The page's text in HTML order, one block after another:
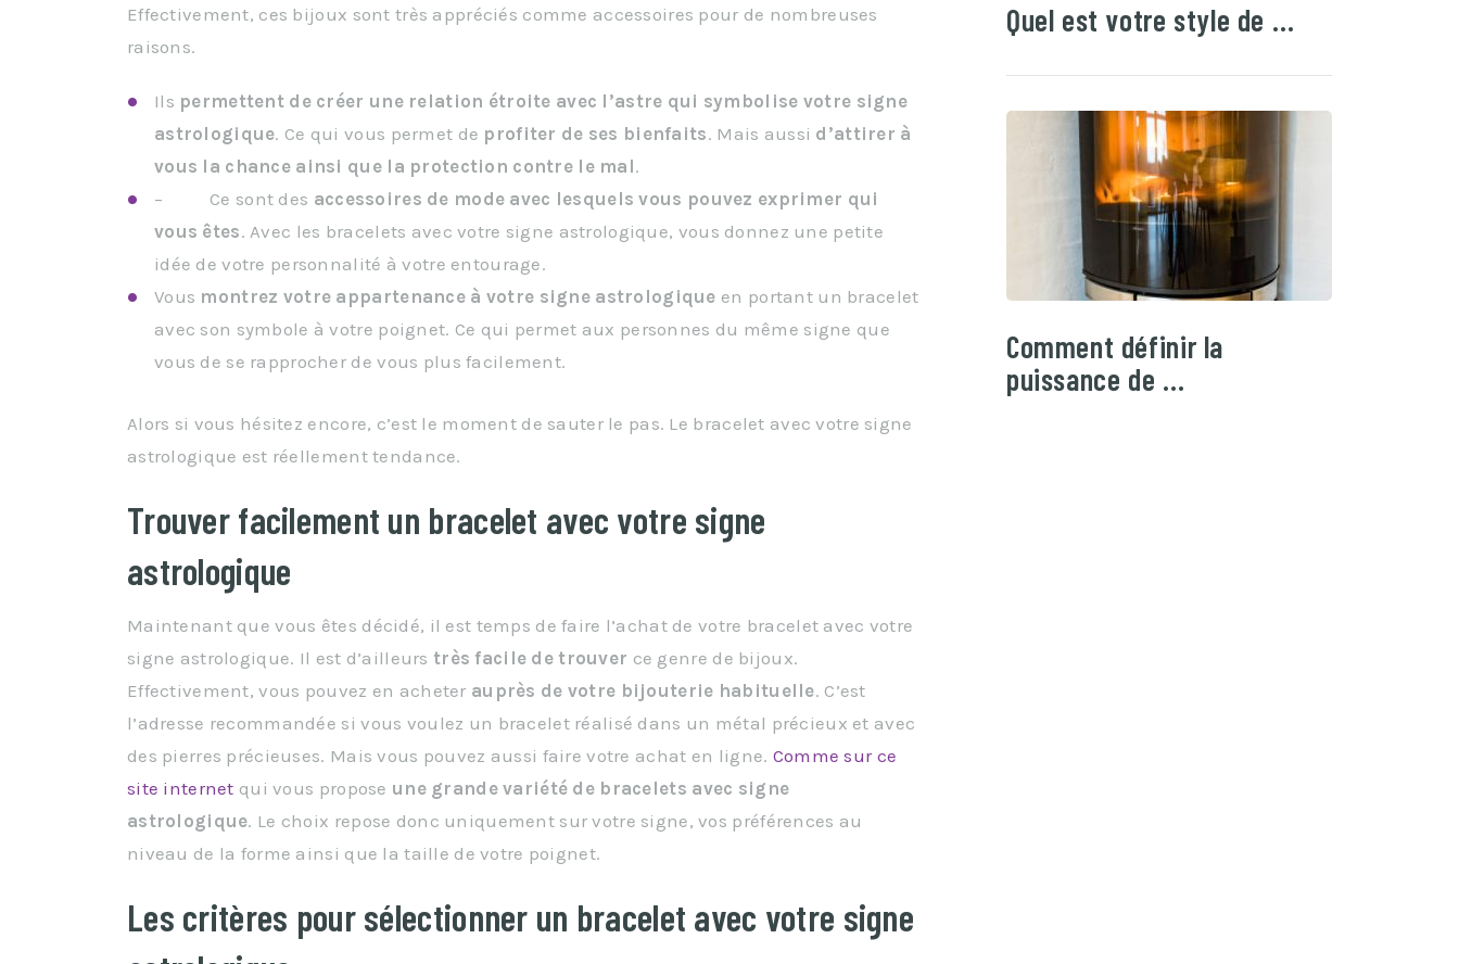
Effectivement, ces bijoux sont très appréciés comme accessoires pour de nombreuses
raisons.
Ils permettent de créer une relation étroite avec l’astre qui symbolise votre signe
astrologique. Ce qui vous permet de profiter de ses bienfaits. Mais aussi d’attirer à
vous la chance ainsi que la protection contre le mal.
– Ce sont des accessoires de mode avec lesquels vous pouvez exprimer qui
vous êtes. Avec les bracelets avec votre signe astrologique, vous donnez une petite
idée de votre personnalité à votre entourage.
Vous montrez votre appartenance à votre signe astrologique en portant un bracelet
avec son symbole à votre poignet. Ce qui permet aux personnes du même signe que
vous de se rapprocher de vous plus facilement.
Alors si vous hésitez encore, c’est le moment de sauter le pas. Le bracelet avec votre signe
astrologique est réellement tendance.
Trouver facilement un bracelet avec votre signe
astrologique
Maintenant que vous êtes décidé, il est temps de faire l’achat de votre bracelet avec votre
signe astrologique. Il est d’ailleurs très facile de trouver ce genre de bijoux.
Effectivement, vous pouvez en acheter auprès de votre bijouterie habituelle. C’est
l’adresse recommandée si vous voulez un bracelet réalisé dans un métal précieux et avec
des pierres précieuses. Mais vous pouvez aussi faire votre achat en ligne. Comme sur ce
site internet qui vous propose une grande variété de bracelets avec signe
astrologique. Le choix repose donc uniquement sur votre signe, vos préférences au
niveau de la forme ainsi que la taille de votre poignet.
Les critères pour sélectionner un bracelet avec votre signe
Quel est votre style de …
Comment définir la
puissance de …